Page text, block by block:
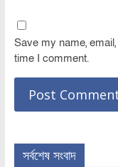
Save my name,
time I comment.
সর্বশেষ সংবাদ